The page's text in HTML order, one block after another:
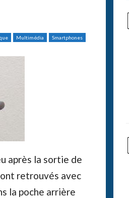
Multimédia Smartphones
après la sortie de
retrouvés avec
la poche arrière